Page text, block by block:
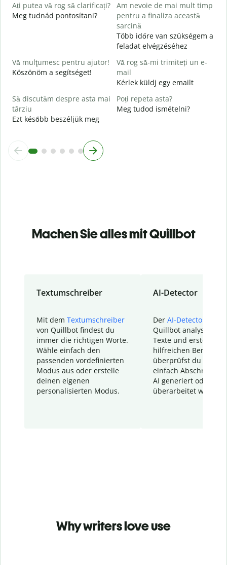
Ați putea vă rog să clarificați?
Meg tudnád pontosítani?
Am nevoie de mai mult timp
pentru a finaliza această
sarcină
Több időre van szükségem a
feladat elvégzéséhez
Vă mulţumesc pentru ajutor!
Köszönöm a segítséget!
Vă rog să-mi trimiteți un e-
mail
Kérlek küldj egy emailt
Să discutăm despre asta mai
târziu
Ezt később beszéljük meg
Poți repeta asta?
Meg tudod ismételni?
Machen Sie alles mit Quillbot
Textumschreiber
Mit dem Textumschreiber
von Quillbot findest du
immer die richtigen Worte.
Wähle einfach den
passenden vordefinierten
Modus aus oder erstelle
deinen eigenen
personalisierten Modus.
AI-Detector
Der AI-Detector
Quillbot analysiert
Texte und erstellt
hilfreichen Bericht.
überprüfst du
einfach Abschnitte,
AI generiert oder
überarbeitet wurden.
Why writers love use